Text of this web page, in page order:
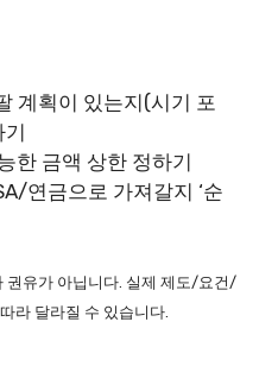
계획이 있는지(시기 포
기
한 금액 상한 정하기
연금으로 가져갈지 ‘순
권유가 아닙니다. 실제 제도/요건/
라 달라질 수 있습니다.